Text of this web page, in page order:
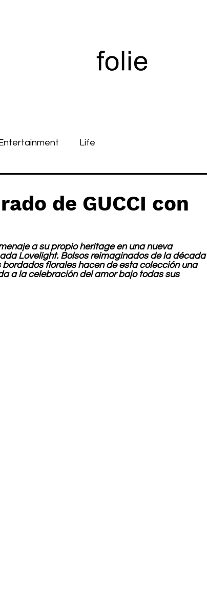
Life
de GUCCI con
a su propio heritage en una nueva
Lovelight. Bolsos reimaginados de la década
florales hacen de esta colección una
a la celebración del amor bajo todas sus